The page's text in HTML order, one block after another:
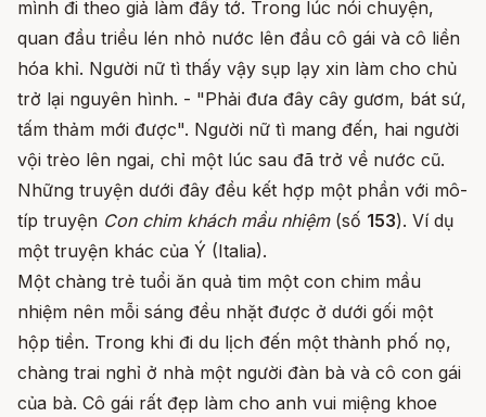
mình đi theo giả làm đầy tớ. Trong lúc nói chuyện,
quan đầu triều lén nhỏ nước lên đầu cô gái và cô liền
hóa khỉ. Người nữ tì thấy vậy sụp lạy xin làm cho chủ
trở lại nguyên hình. - "Phải đưa đây cây gươm, bát sứ,
tấm thảm mới được". Người nữ tì mang đến, hai người
vội trèo lên ngai, chỉ một lúc sau đã trở về nước cũ.
Những truyện dưới đây đều kết hợp một phần với mô-
típ truyện Con chim khách mầu nhiệm(số 153). Ví dụ
một truyện khác của Ý (Italia).
Một chàng trẻ tuổi ăn quả tim một con chim mầu
nhiệm nên mỗi sáng đều nhặt được ở dưới gối một
hộp tiền. Trong khi đi du lịch đến một thành phố nọ,
chàng trai nghỉ ở nhà một người đàn bà và cô con gái
của bà. Cô gái rất đẹp làm cho anh vui miệng khoe